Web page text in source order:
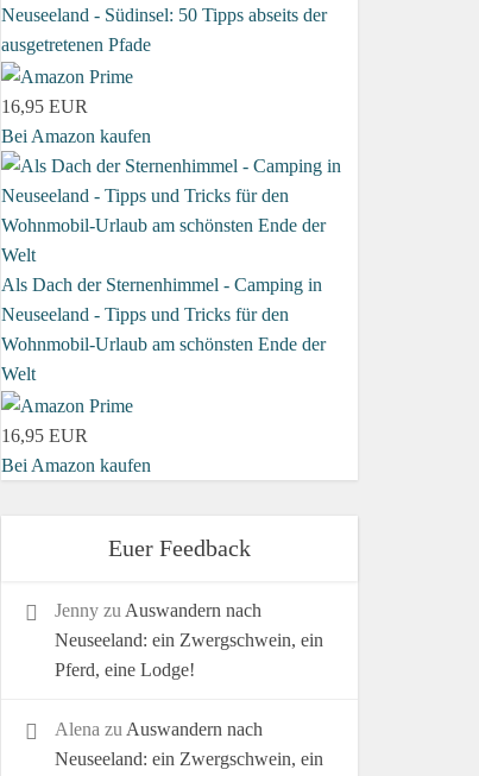
Neuseeland - Südinsel: 50 Tipps abseits der
ausgetretenen Pfade
16,95 EUR
Bei Amazon kaufen
Als Dach der Sternenhimmel - Camping in
Neuseeland - Tipps und Tricks für den
Wohnmobil-Urlaub am schönsten Ende der
Welt
16,95 EUR
Bei Amazon kaufen
Euer Feedback
Jenny zu Auswandern nach
Neuseeland: ein Zwergschwein, ein
Pferd, eine Lodge!
Alena zu Auswandern nach
Neuseeland: ein Zwergschwein, ein